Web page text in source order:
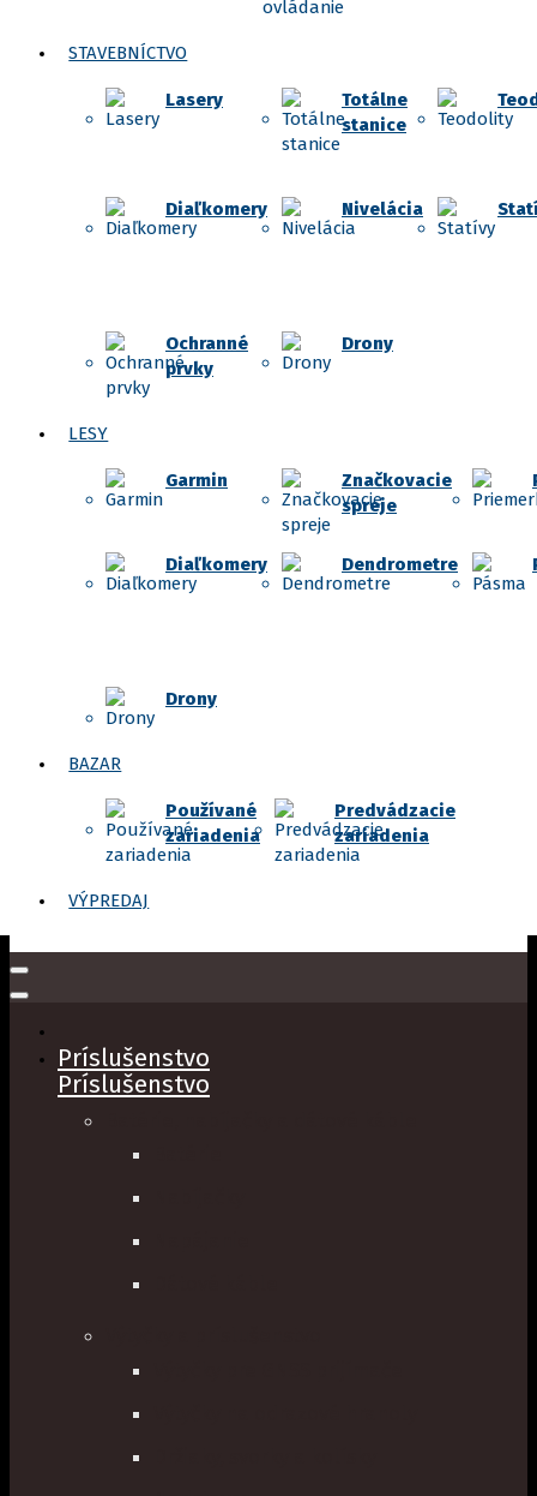
STAVEBNÍCTVO
Lasery
Totálne
stanice
Diaľkomery Nivelácia
Ochranné
prvky
Drony
LESY
Garmin
Značkovacie
spreje
Diaľkomery Dendrometre
Drony
BAZAR
Používané
zariadenia
Predvádzacie
zariadenia
VÝPREDAJ
Príslušenstvo
Príslušenstvo